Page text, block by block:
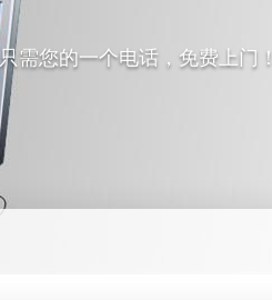
需您的一个电话，免费上门！